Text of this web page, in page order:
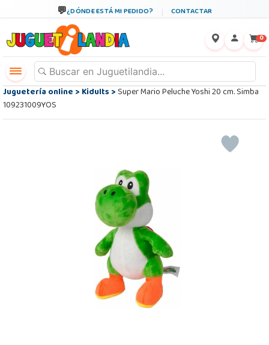
¿DÓNDE ESTÁ MI PEDIDO? CONTACTAR
0
Juguetería online>Kidults>Super Mario Peluche Yoshi 20 cm. Simba
109231009YOS